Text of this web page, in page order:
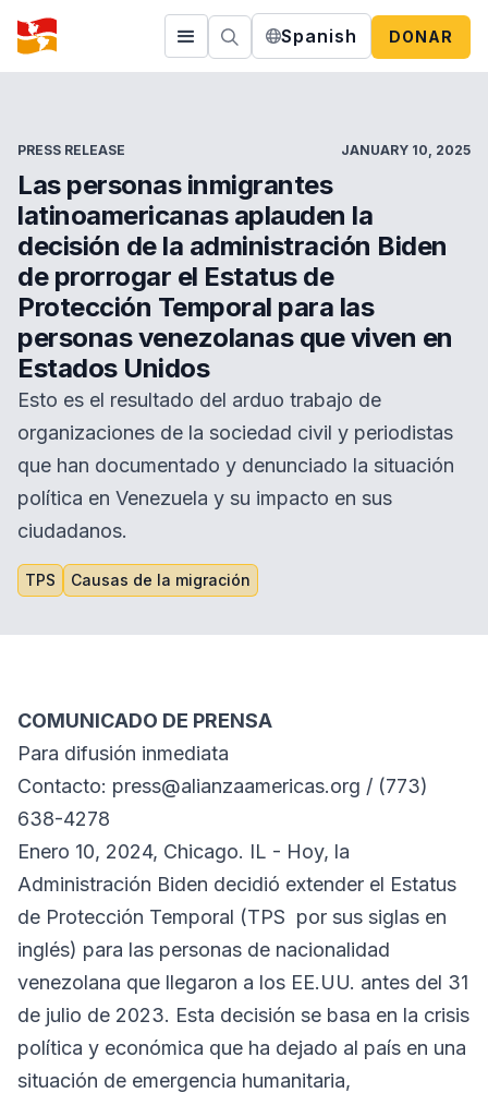
Spanish DONAR
PRESS RELEASE JANUARY 10, 2025
Las personas inmigrantes
latinoamericanas aplauden la
decisión de la administración Biden
de prorrogar el Estatus de
Protección Temporal para las
personas venezolanas que viven en
Estados Unidos
Esto es el resultado del arduo trabajo de
organizaciones de la sociedad civil y periodistas
que han documentado y denunciado la situación
política en Venezuela y su impacto en sus
ciudadanos.
TPS Causas de la migración
COMUNICADO DE PRENSA
Para difusión inmediata
Contacto: press@alianzaamericas.org / (773)
638-4278
Enero 10, 2024, Chicago. IL - Hoy, la
Administración Biden decidió extender el Estatus
de Protección Temporal (TPS por sus siglas en
inglés) para las personas de nacionalidad
venezolana que llegaron a los EE.UU. antes del 31
de julio de 2023. Esta decisión se basa en la crisis
política y económica que ha dejado al país en una
situación de emergencia humanitaria,